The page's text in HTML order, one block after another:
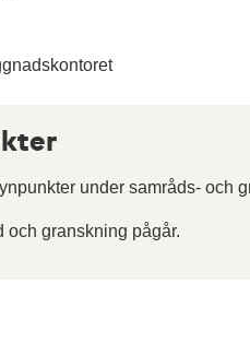
under samråds- och
och granskning pågår.